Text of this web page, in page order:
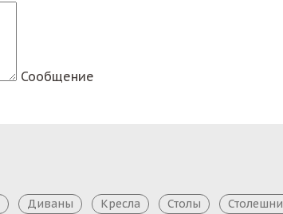
Сообщение
Диваны Кресла Столы